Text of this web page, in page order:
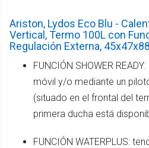
Ariston, Lydos Eco Blu -
Vertical, Termo 100L con
Regulación Externa,
FUNCIÓN SHOWER
móvil y/o mediante un
(situado en el frontal del
primera ducha está
FUNCIÓN WATERPLUS: